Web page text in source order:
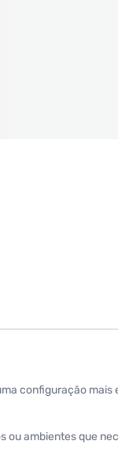
configuração mais
ambientes que